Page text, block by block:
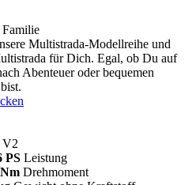
Multistrada-Modellreihe und
für Dich. Egal, ob Du auf
Abenteuer oder bequemen
V2
PS Leistung
Drehmoment